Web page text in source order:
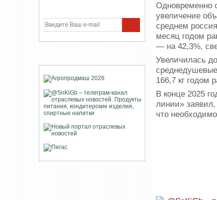
Одновременно
увеличение
среднем
месяц годом
— на 42,3%,
Увеличилась
166,7 кг годом
В конце 2025
линии»
что